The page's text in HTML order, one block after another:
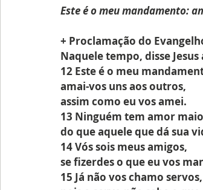
Este é o meu mandamento:
+ Proclamação do
Naquele tempo, disse Jesus
12 Este é o meu
amai-vos uns aos outros,
assim como eu vos amei.
13 Ninguém tem amor
do que aquele que dá sua
14 Vós sois meus amigos,
se fizerdes o que eu vos
15 Já não vos chamo servos,